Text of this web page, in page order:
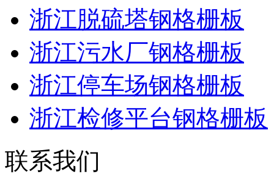
浙江脱硫塔钢格栅板
浙江污水厂钢格栅板
浙江停车场钢格栅板
浙江检修平台钢格栅板
联系我们